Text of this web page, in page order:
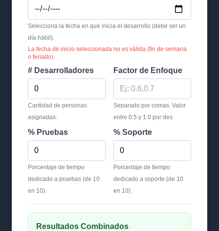
Selecciona la fecha en que inicia el desarrollo (debe ser un
día hábil).
La fecha de inicio seleccionada no es válida (fin de semana
o feriado).
# Desarrolladores
Cantidad de personas
asignadas.
Factor de Enfoque
Separado por comas. Valor
entre 0.5 y 1.0 por dev.
% Pruebas
Porcentaje de tiempo
dedicado a pruebas (de 10
en 10).
% Soporte
Porcentaje de tiempo
dedicado a soporte (de 10
en 10).
Resultados Combinados